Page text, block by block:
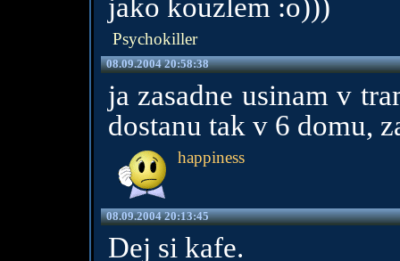
jako kouzlem :o)))
Psychokiller
08.09.2004 20:58:38
ja zasadne usinam v
dostanu tak v 6 domu,
happiness
08.09.2004 20:13:45
Dej si kafe.